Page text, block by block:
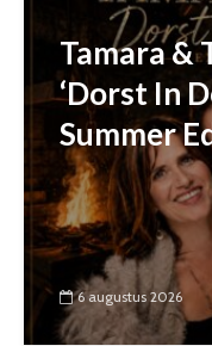
Tamara &
‘Dorst In
Summer
6 augustus 2026